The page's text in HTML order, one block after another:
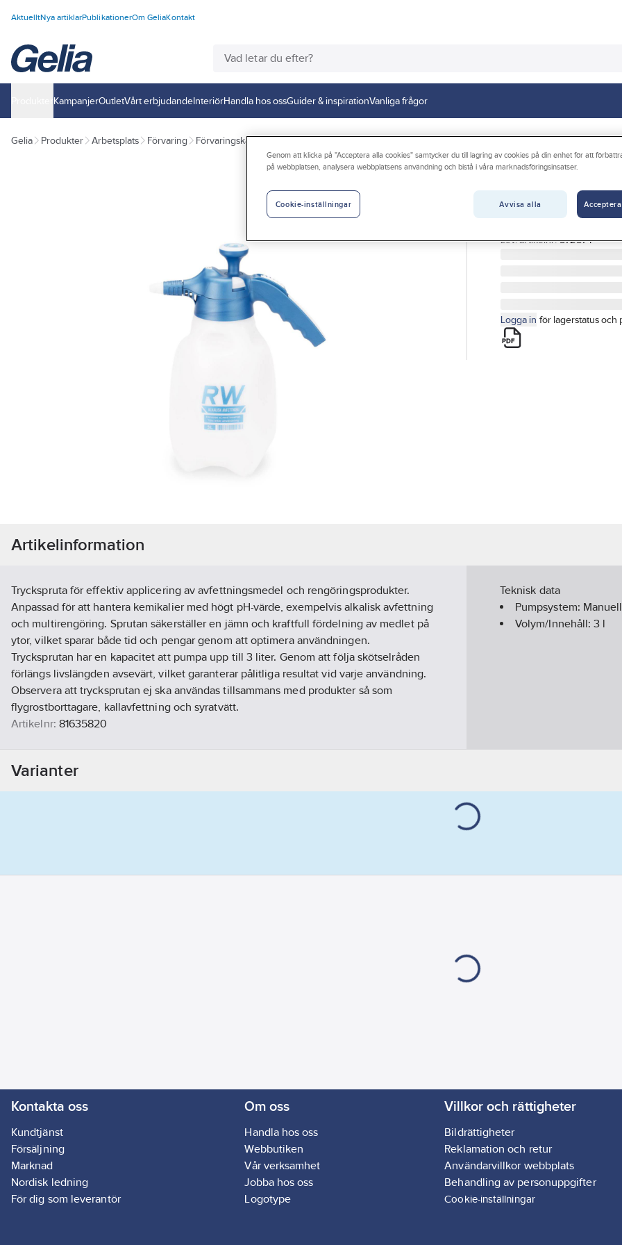
AktuelltNya artiklarPublikationerOm GeliaKontakt
KampanjerOutletVårt erbjudandeInteriörHandla hos ossGuider & inspirationVanliga frågor
Gelia Produkter Arbetsplats Förvaring Förvaringskärl Oljekannor, formolje- och duschsprutor
Tryckspruta
TRYCKSPRUTA RW
Lev. artikelnr: 572574
Logga in för lagerstatus och
Artikelinformation
Tryckspruta för effektiv applicering av avfettningsmedel och rengöringsprodukter.
Anpassad för att hantera kemikalier med högt pH-värde, exempelvis alkalisk avfettning
och multirengöring. Sprutan säkerställer en jämn och kraftfull fördelning av medlet på
ytor, vilket sparar både tid och pengar genom att optimera användningen.
Trycksprutan har en kapacitet att pumpa upp till 3 liter. Genom att följa skötselråden
förlängs livslängden avsevärt, vilket garanterar pålitliga resultat vid varje användning.
Observera att trycksprutan ej ska användas tillsammans med produkter så som
flygrostborttagare, kallavfettning och syratvätt.
Artikelnr: 81635820
Materialklass
Teknisk data
Pumpsystem: Manuell
Volym/Innehåll:3 l
Varianter
Kontakta oss
Kundtjänst
Försäljning
Marknad
Nordisk ledning
För dig som leverantör
Om oss
Handla hos oss
Webbutiken
Vår verksamhet
Jobba hos oss
Logotype
Villkor och rättigheter
Bildrättigheter
Reklamation och retur
Användarvillkor webbplats
Behandling av personuppgifter
Cookie-inställningar
Genom att klicka på "Acceptera alla cookies" samtycker du till lagring av cookies på din enhet för att
på webbplatsen, analysera webbplatsens användning och bistå i våra marknadsföringsinsatser.
Avvisa alla
Cookie-inställningar